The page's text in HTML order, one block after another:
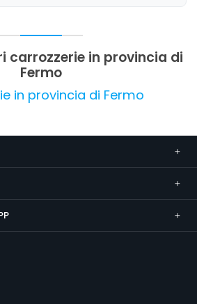
carrozzerie in provincia di
Fermo
in provincia di Fermo